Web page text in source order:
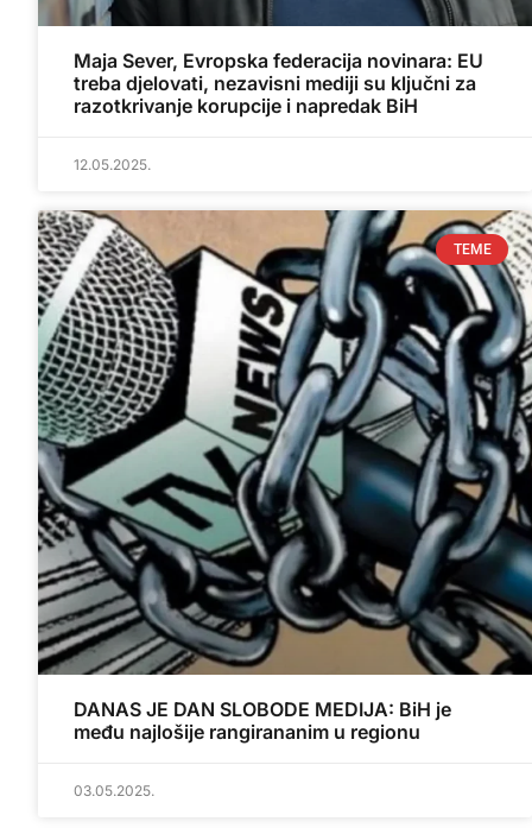
Maja Sever, Evropska federacija novinara: EU
treba djelovati, nezavisni mediji su ključni za
razotkrivanje korupcije i napredak BiH
12.05.2025.
TEME
DANAS JE DAN SLOBODE MEDIJA: BiH je
među najlošije rangirananim u regionu
03.05.2025.